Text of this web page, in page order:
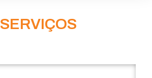
SERVIÇOS